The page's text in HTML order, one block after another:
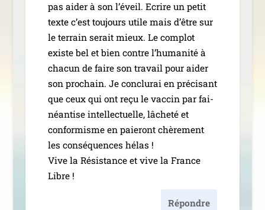
pas aider à son l’é­veil. Ecrire un petit
texte c’est tou­jours utile mais d’être sur
le ter­rain serait mieux. Le com­plot
existe bel et bien contre l’hu­ma­ni­té à
cha­cun de faire son tra­vail pour aider
son pro­chain. Je conclu­rai en pré­ci­sant
que ceux qui ont reçu le vac­cin par fai­
néan­tise intel­lec­tuelle, lâche­té et
confor­misme en paie­ront chè­re­ment
les consé­quences hélas !
Vive la Résistance et vive la France
Libre !
Répondre